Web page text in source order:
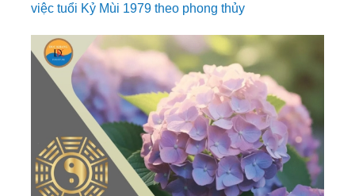
việc tuổi Kỷ Mùi 1979 theo phong thủy